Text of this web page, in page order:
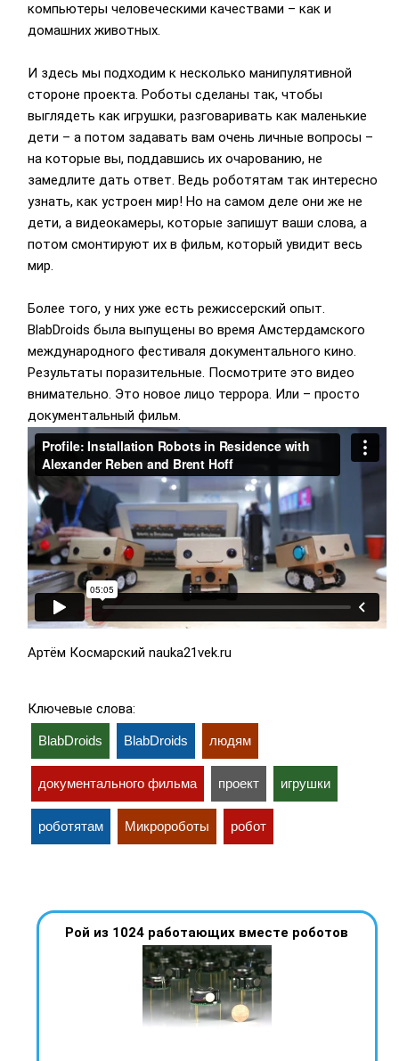
компьютеры человеческими качествами – как и
домашних животных.
И здесь мы подходим к несколько манипулятивной
стороне проекта. Роботы сделаны так, чтобы
выглядеть как игрушки, разговаривать как маленькие
дети – а потом задавать вам очень личные вопросы –
на которые вы, поддавшись их очарованию, не
замедлите дать ответ. Ведь роботятам так интересно
узнать, как устроен мир! Но на самом деле они же не
дети, а видеокамеры, которые запишут ваши слова, а
потом смонтируют их в фильм, который увидит весь
мир.
Более того, у них уже есть режиссерский опыт.
BlabDroids была выпущены во время Амстердамского
международного фестиваля документального кино.
Результаты поразительные. Посмотрите это видео
внимательно. Это новое лицо террора. Или – просто
документальный фильм.
Артём Космарский nauka21vek.ru
Ключевые слова:
BlabDroids BlabDroids людям
документального фильма проект игрушки
роботятам Микророботы робот
Рой из 1024 работающих вместе роботов